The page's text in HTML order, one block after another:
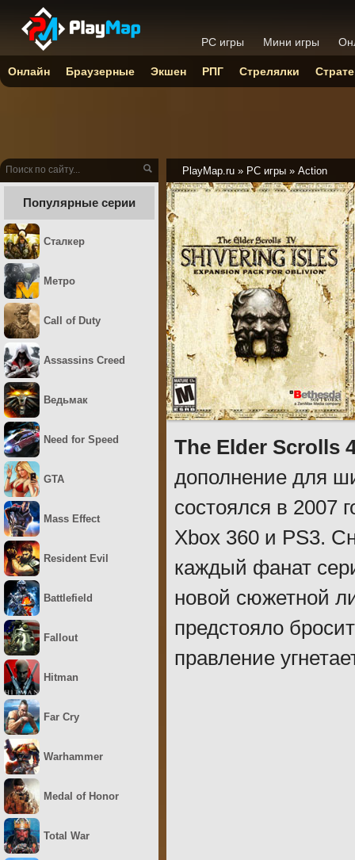
PlayMap.ru » PC игры » Action
The Elder Scrolls
дополнение для
состоялся в 2007
Xbox 360 и PS3.
каждый фанат
новой сюжетной
предстояло
правление
Популярные серии
Сталкер
Метро
Call of Duty
Assassins Creed
Ведьмак
Need for Speed
GTA
Mass Effect
Resident Evil
Battlefield
Fallout
Hitman
Far Cry
Warhammer
Medal of Honor
Total War
PC игры Мини игры
Онлайн Браузерные Экшен РПГ Стрелялки